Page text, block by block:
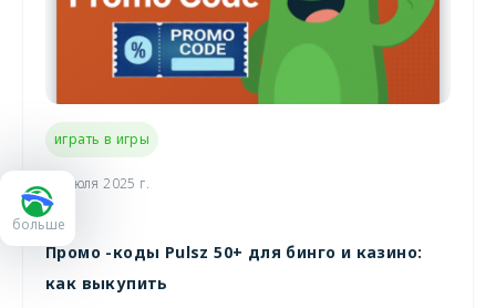
играть в игры
30 июля 2025 г.
Промо -коды Pulsz 50+ для бинго и казино:
как выкупить
больше